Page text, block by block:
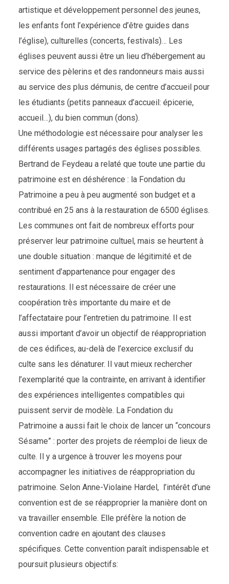
artistique et développement personnel des jeunes,
les enfants font l’expérience d’être guides dans
l’église), culturelles (concerts, festivals)… Les
églises peuvent aussi être un lieu d’hébergement au
service des pèlerins et des randonneurs mais aussi
au service des plus démunis, de centre d’accueil pour
les étudiants (petits panneaux d’accueil: épicerie,
accueil…), du bien commun (dons).
Une méthodologie est nécessaire pour analyser les
différents usages partagés des églises possibles.
Bertrand de Feydeau a relaté que toute une partie du
patrimoine est en déshérence : la Fondation du
Patrimoine a peu à peu augmenté son budget et a
contribué en 25 ans à la restauration de 6500 églises.
Les communes ont fait de nombreux efforts pour
préserver leur patrimoine cultuel, mais se heurtent à
une double situation : manque de légitimité et de
sentiment d’appartenance pour engager des
restaurations. Il est nécessaire de créer une
coopération très importante du maire et de
l’affectataire pour l’entretien du patrimoine. Il est
aussi important d’avoir un objectif de réappropriation
de ces édifices, au-delà de l’exercice exclusif du
culte sans les dénaturer. Il vaut mieux rechercher
l’exemplarité que la contrainte, en arrivant à identifier
des expériences intelligentes compatibles qui
puissent servir de modèle. La Fondation du
Patrimoine a aussi fait le choix de lancer un “concours
Sésame” : porter des projets de réemploi de lieux de
culte. Il y a urgence à trouver les moyens pour
accompagner les initiatives de réappropriation du
patrimoine. Selon Anne-Violaine Hardel, l’intérêt d’une
convention est de se réapproprier la manière dont on
va travailler ensemble. Elle préfère la notion de
convention cadre en ajoutant des clauses
spécifiques. Cette convention paraît indispensable et
poursuit plusieurs objectifs: